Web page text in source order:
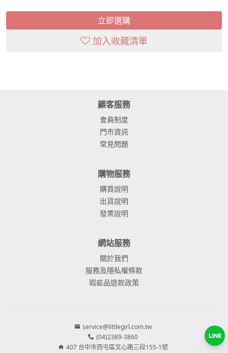
立即選購
加入收藏清單
顧客服務
會員制度
門市資訊
常見問題
購物服務
購買說明
出貨說明
發票說明
網站服務
關於我們
服務及隱私權條款
瑕疵品退款政策
service@littlegirl.com.tw
(04)2389-3860
407 台中市西屯區文心路三段155-1號